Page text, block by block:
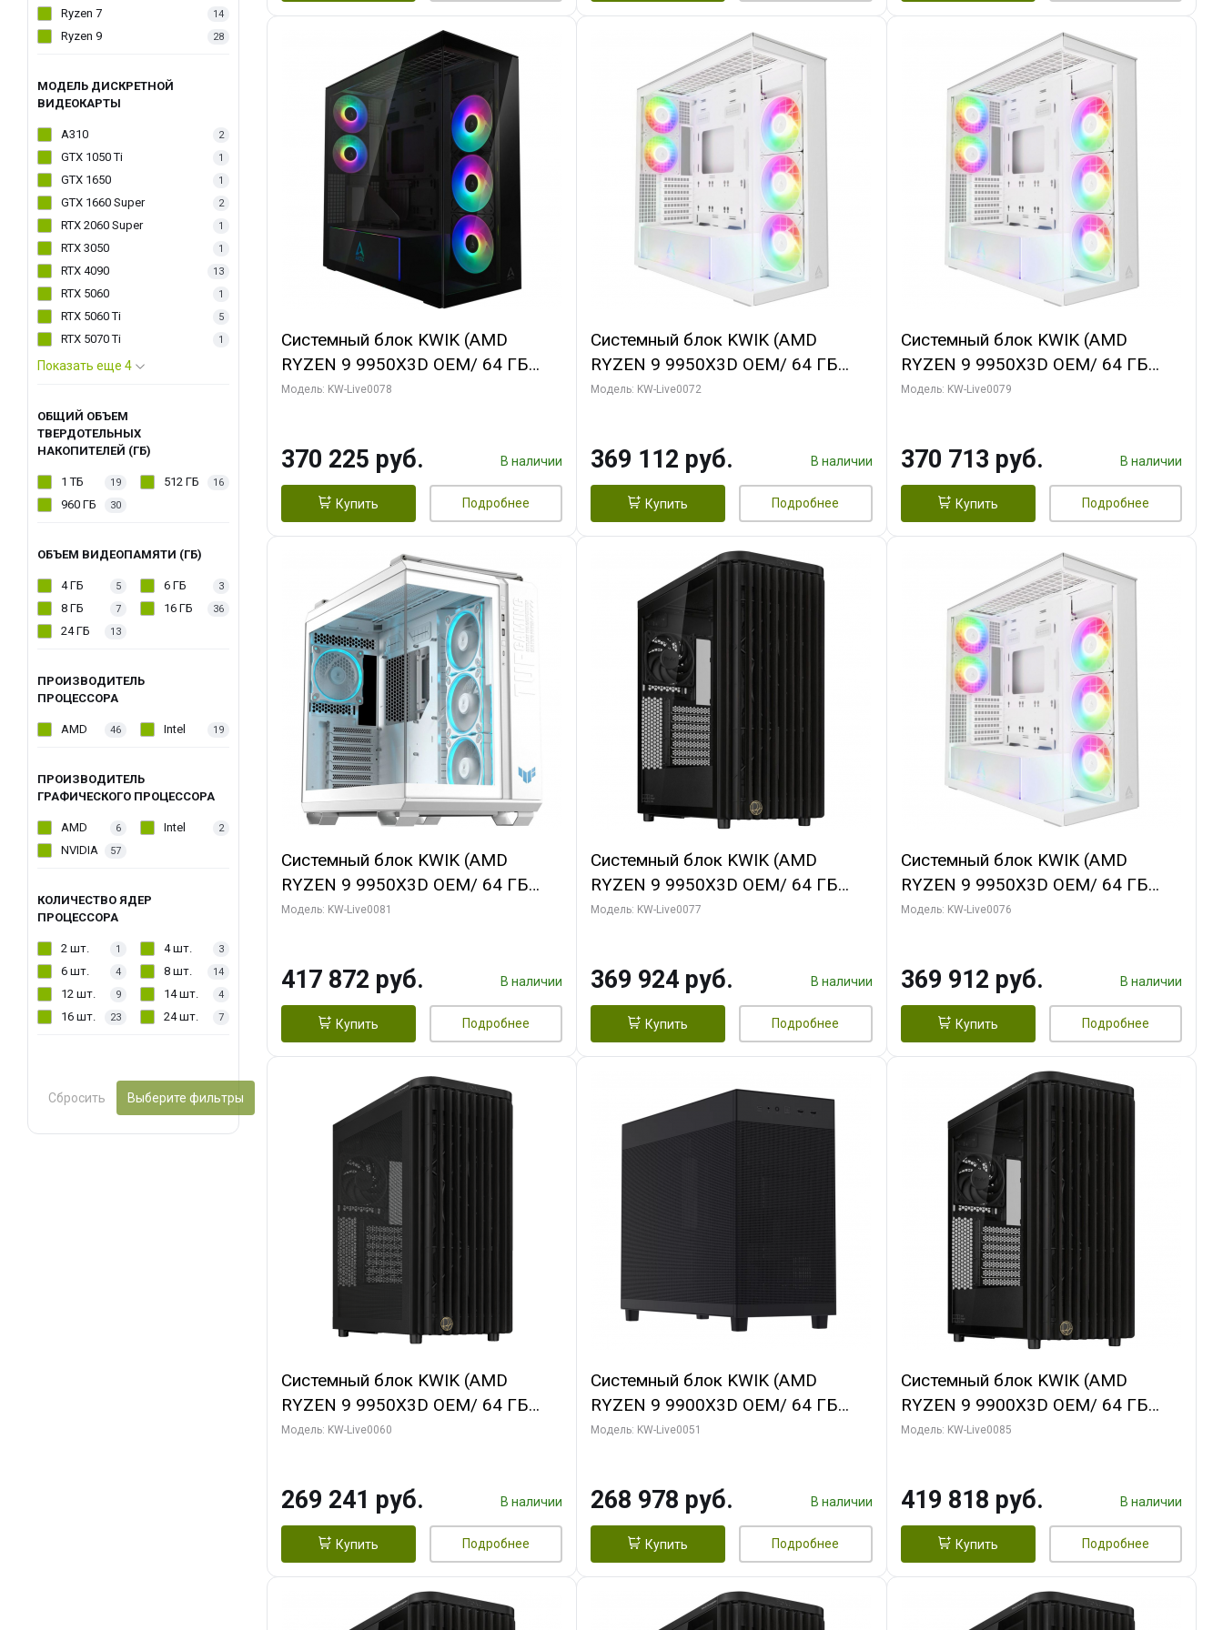
Ryzen 7 14
Ryzen 9 28
МОДЕЛЬ ДИСКРЕТНОЙ
ВИДЕОКАРТЫ
A310 2
GTX 1050 Ti 1
GTX 1650 1
GTX 1660 Super 2
RTX 2060 Super 1
RTX 3050 1
RTX 4090 13
RTX 5060 1
RTX 5060 Ti 5
RTX 5070 Ti 1
Показать еще 4
ОБЩИЙ ОБЪЕМ
ТВЕРДОТЕЛЬНЫХ
НАКОПИТЕЛЕЙ (ГБ)
1 ТБ 19 512 ГБ 16
960 ГБ 30
ОБЪЕМ ВИДЕОПАМЯТИ (ГБ)
4 ГБ 5 6 ГБ 3
8 ГБ 7 16 ГБ 36
24 ГБ 13
ПРОИЗВОДИТЕЛЬ
ПРОЦЕССОРА
AMD 46 Intel 19
ПРОИЗВОДИТЕЛЬ
ГРАФИЧЕСКОГО ПРОЦЕССОРА
AMD 6 Intel 2
NVIDIA 57
КОЛИЧЕСТВО ЯДЕР
ПРОЦЕССОРА
2 шт. 1 4 шт. 3
6 шт. 4 8 шт. 14
12 шт. 9 14 шт. 4
16 шт. 23 24 шт. 7
Сбросить Выберите фильтры
Системный блок KWIK (AMD
RYZEN 9 9950X3D OEM/ 64 ГБ
ОЗУ/ Palit RTX5080 GAMINGPRO
Модель: KW-Live0078
370 225 руб. В наличии
Купить Подробнее
Системный блок KWIK (AMD
RYZEN 9 9950X3D OEM/ 64 ГБ
ОЗУ/ MSI RTX5080 VENTUS 3X
Модель: KW-Live0072
369 112 руб. В наличии
Купить Подробнее
Системный блок KWIK (AMD
RYZEN 9 9950X3D OEM/ 64 ГБ
ОЗУ/ MSI RTX5080 SHADOW 3X OC
Модель: KW-Live0079
370 713 руб. В наличии
Купить Подробнее
Системный блок KWIK (AMD
RYZEN 9 9950X3D OEM/ 64 ГБ
ОЗУ/ Gigabyte RTX5080 XTREME
Модель: KW-Live0081
417 872 руб. В наличии
Купить Подробнее
Системный блок KWIK (AMD
RYZEN 9 9950X3D OEM/ 64 ГБ
ОЗУ/ Gigabyte RTX5080
Модель: KW-Live0077
369 924 руб. В наличии
Купить Подробнее
Системный блок KWIK (AMD
RYZEN 9 9950X3D OEM/ 64 ГБ
ОЗУ/ Gigabyte RTX5080
Модель: KW-Live0076
369 912 руб. В наличии
Купить Подробнее
Системный блок KWIK (AMD
RYZEN 9 9950X3D OEM/ 64 ГБ
ОЗУ/ Gigabyte RTX5060Ti GAMING
Модель: KW-Live0060
269 241 руб. В наличии
Купить Подробнее
Системный блок KWIK (AMD
RYZEN 9 9900X3D OEM/ 64 ГБ
ОЗУ/ Gigabyte RX9070 GAMING OC
Модель: KW-Live0051
268 978 руб. В наличии
Купить Подробнее
Системный блок KWIK (AMD
RYZEN 9 9900X3D OEM/ 64 ГБ
ОЗУ/ ASUS RTX5080 PROART OC
Модель: KW-Live0085
419 818 руб. В наличии
Купить Подробнее